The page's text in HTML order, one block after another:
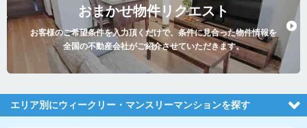
おまかせ物件リクエスト
お客様のご希望条件を入力頂くだけで、条件に見合った物件情報を
全国の不動産会社がご紹介させていただきます。
エリア別にウィークリー・マンスリーマンションを探す